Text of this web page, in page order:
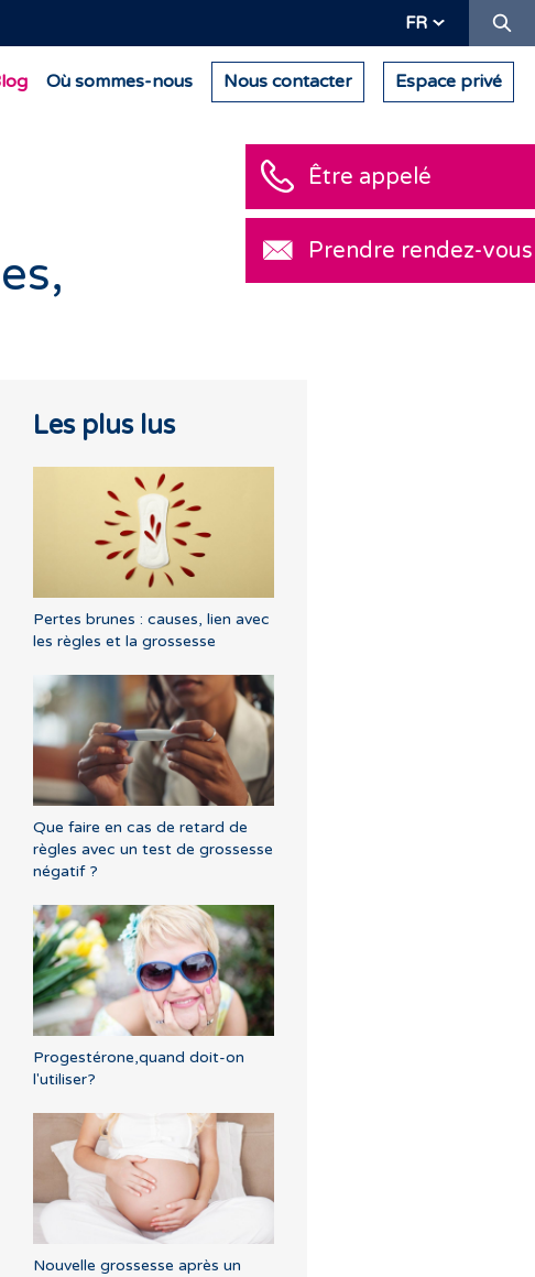
FR
Où sommes-nous Nous contacter Espace privé
Les plus lus
Pertes brunes : causes, lien avec
les règles et la grossesse
Que faire en cas de retard de
règles avec un test de grossesse
négatif ?
Progestérone,quand doit-on
l'utiliser?
Nouvelle grossesse après un